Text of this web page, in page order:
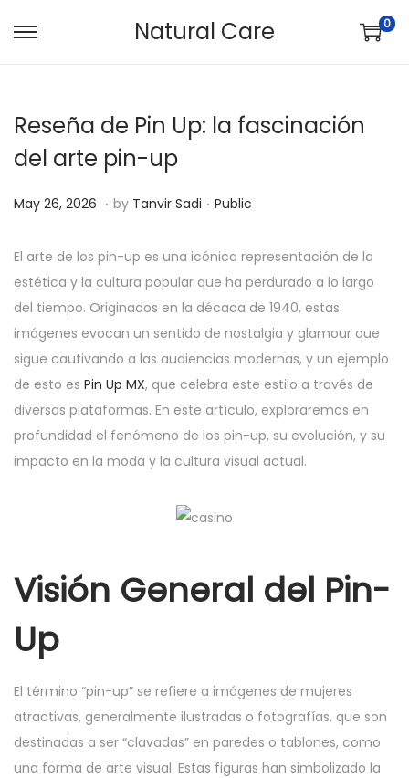
S
p
v
g
a
n
S
p
n
e
n
Natural Care 0
Reseña de Pin Up: la fascinación
del arte pin-up
P
s
t
e
d
o
n
May 26, 2026 M
y
2
6
,
2
0
2
6
. by Tanvir Sadi . P
s
t
e
d
i
n
Public
El arte de los pin-up es una icónica representación de la
estética y la cultura popular que ha perdurado a lo largo
del tiempo. Originados en la década de 1940, estas
imágenes evocan un sentido de nostalgia y glamour que
sigue cautivando a las audiencias modernas, y un ejemplo
de esto es Pin Up MX, que celebra este estilo a través de
diversas plataformas. En este artículo, exploraremos en
profundidad el fenómeno de los pin-up, su evolución, y su
impacto en la moda y la cultura visual actual.
Visión General del Pin-
Up
El término “pin-up” se refiere a imágenes de mujeres
atractivas, generalmente ilustradas o fotografías, que son
destinadas a ser “clavadas” en paredes o tablones, como
una forma de arte visual. Estas figuras han simbolizado la